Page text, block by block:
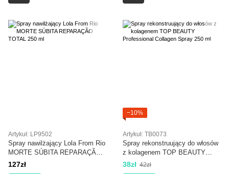
Artykuł: LP9502
Spray nawilżający Lola From Rio
MORTE SÚBITA REPARAÇÃO
TOTAL 250 ml
127zł
−10%
Artykuł: TB0073
Spray rekonstruujący do włosów
z kolagenem TOP BEAUTY
Professional Collagen Spray 250
38zł 42zł